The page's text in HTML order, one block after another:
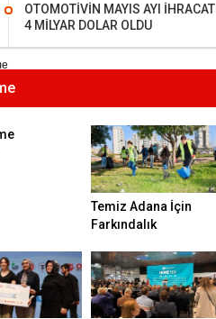
OTOMOTİVİN MAYIS AYI İHRACATI
4 MİLYAR DOLAR OLDU
Temiz Adana İçin
Farkındalık
- Sağlık turizminde
Ulusumuz:
KEMAL ZEYBEK
Köy